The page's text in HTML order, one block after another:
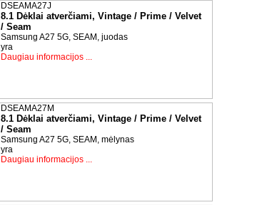
DSEAMA27J
8.1 Dėklai atverčiami, Vintage / Prime / Velvet
/ Seam
Samsung A27 5G, SEAM, juodas
yra
Daugiau informacijos ...
DSEAMA27M
8.1 Dėklai atverčiami, Vintage / Prime / Velvet
/ Seam
Samsung A27 5G, SEAM, mėlynas
yra
Daugiau informacijos ...